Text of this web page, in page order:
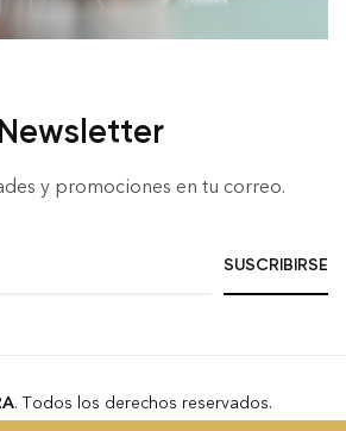
Newsletter
y promociones en tu correo.
. Todos los derechos reservados.